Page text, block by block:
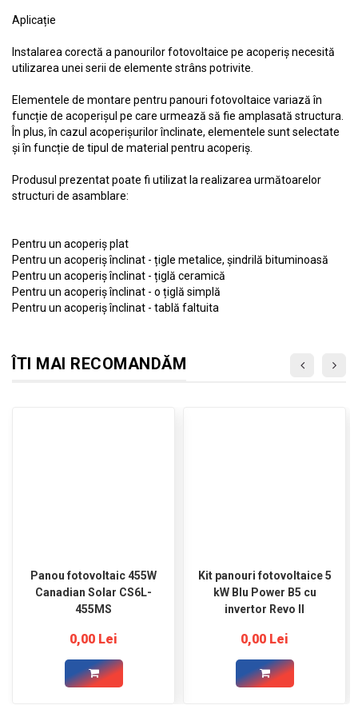
Aplicație
Instalarea corectă a panourilor fotovoltaice pe acoperiș necesită
utilizarea unei serii de elemente strâns potrivite.
Elementele de montare pentru panouri fotovoltaice variază în
funcție de acoperișul pe care urmează să fie amplasată structura.
În plus, în cazul acoperișurilor înclinate, elementele sunt selectate
și în funcție de tipul de material pentru acoperiș.
Produsul prezentat poate fi utilizat la realizarea următoarelor
structuri de asamblare:
Pentru un acoperiș plat
Pentru un acoperiș înclinat - țigle metalice, șindrilă bituminoasă
Pentru un acoperiș înclinat - țiglă ceramică
Pentru un acoperiș înclinat - o țiglă simplă
Pentru un acoperiș înclinat - tablă faltuita
ÎTI MAI RECOMANDĂM
Panou fotovoltaic 455W
Canadian Solar CS6L-
455MS
0,00 Lei
Kit panouri fotovoltaice 5
kW Blu Power B5 cu
invertor Revo II
0,00 Lei